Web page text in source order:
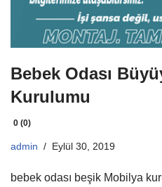
Bebek Odası
Kurulumu
0 (0)
admin Eylül 30, 2019
bebek odası beşik Mobilya